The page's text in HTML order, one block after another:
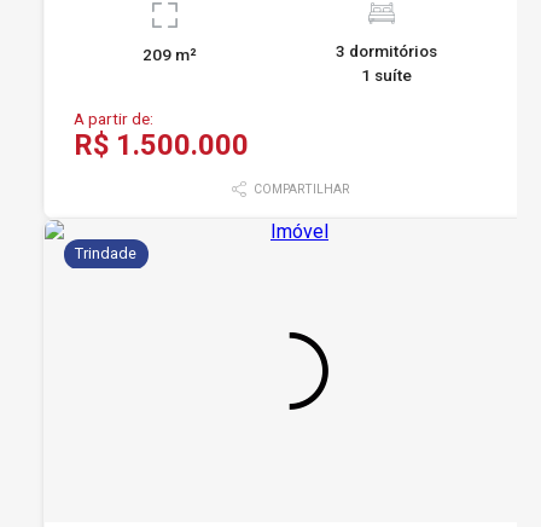
209 m²
3 dormitórios
1 suíte
A partir de:
R$ 1.500.000
COMPARTILHAR
Trindade